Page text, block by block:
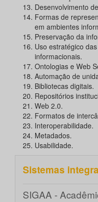
Desenvolvimento
Formas de
em ambientes
Preservação da
Uso estratégico
informacionais.
Ontologias e Web
Automação de
Bibliotecas digitais.
Repositórios
Web 2.0.
Formatos de
Interoperabilidade.
Metadados.
Usabilidade.
Sistemas
SIGAA -